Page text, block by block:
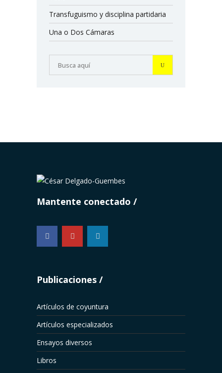
Transfuguismo y disciplina partidaria
Una o Dos Cámaras
Mantente conectado
...
Publicaciones
Artículos de coyuntura
Artículos especializados
Ensayos diversos
Libros